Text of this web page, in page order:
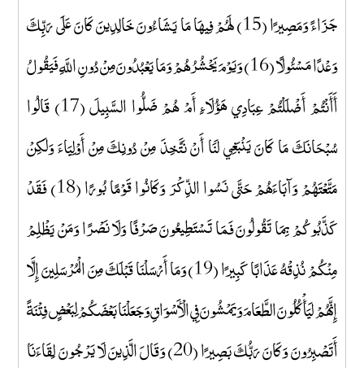
جَزَاءً وَمَصِيرًا (15) لَهُمْ فِيهَا مَا يَشَاءُونَ خَالِدِينَ كَانَ عَلَى رَبِّكَ
وَعْدًا مَسْئُولًا (16) وَيَوْمَ يَحْشُرُهُمْ وَمَا يَعْبُدُونَ مِنْ دُونِ اللَّهِ فَيَقُولُ
أَأَنْتُمْ أَضْلَلْتُمْ عِبَادِي هَؤُلَاءِ أَمْ هُمْ ضَلُّوا السَّبِيلَ (17) قَالُوا
سُبْحَانَكَ مَا كَانَ يَنْبَغِي لَنَا أَنْ نَتَّخِذَ مِنْ دُونِكَ مِنْ أَوْلِيَاءَ وَلَكِنْ
مَتَّعْتَهُمْ وَآبَاءَهُمْ حَتَّى نَسُوا الذِّكْرَ وَكَانُوا قَوْمًا بُورًا (18) فَقَدْ
كَذَّبُوكُمْ بِمَا تَقُولُونَ فَمَا تَسْتَطِيعُونَ صَرْفًا وَلَا نَصْرًا وَمَنْ يَظْلِمْ
مِنْكُمْ نُذِقْهُ عَذَابًا كَبِيرًا (19) وَمَا أَرْسَلْنَا قَبْلَكَ مِنَ الْمُرْسَلِينَ إِلَّا
إِنَّهُمْ لَيَأْكُلُونَ الطَّعَامَ وَيَمْشُونَ فِي الْأَسْوَاقِ وَجَعَلْنَا بَعْضَكُمْ لِبَعْضٍ فِتْنَةً
أَتَصْبِرُونَ وَكَانَ رَبُّكَ بَصِيرًا (20) وَقَالَ الَّذِينَ لَا يَرْجُونَ لِقَاءَنَا